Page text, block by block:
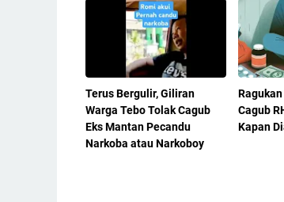
Terus Bergulir, Giliran
Warga Tebo Tolak Cagub
Eks Mantan Pecandu
Narkoba atau Narkoboy
Cagub
Kapan